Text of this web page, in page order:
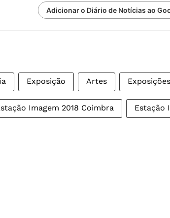
Adicionar o Diário de Notícias ao
Exposição Artes Exposições
Imagem 2018 Coimbra Estação